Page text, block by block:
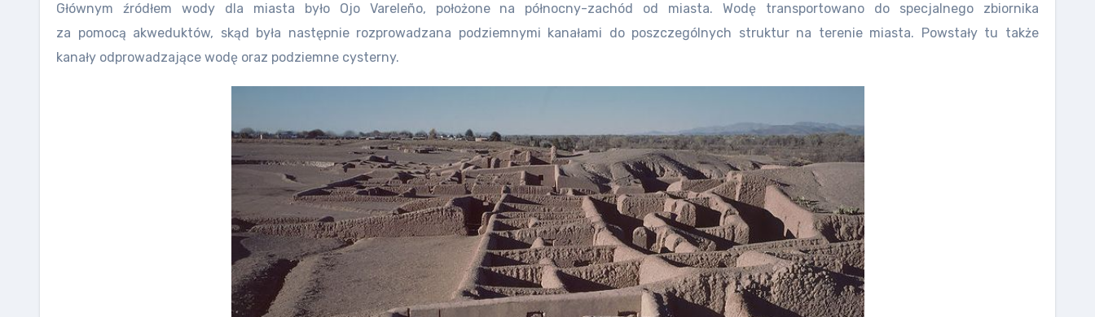
Głównym źródłem wody dla miasta było Ojo Vareleño, położone na północny-zachód od miasta. Wodę transportowano do specjalnego zbiornika
za pomocą akweduktów, skąd była następnie rozprowadzana podziemnymi kanałami do poszczególnych struktur na terenie miasta. Powstały tu także
kanały odprowadzające wodę oraz podziemne cysterny.